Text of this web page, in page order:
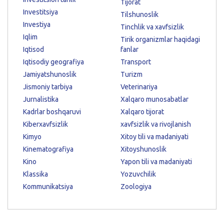
Investitsiya
Investiya
Iqlim
Iqtisod
Iqtisodiy geografiya
Jamiyatshunoslik
Jismoniy tarbiya
Jurnalistika
Kadrlar boshqaruvi
Kiberxavfsizlik
Kimyo
Kinematografiya
Kino
Klassika
Kommunikatsiya
Tijorat
Tilshunoslik
Tinchlik va xavfsizlik
Tirik organizmlar haqidagi
fanlar
Transport
Turizm
Veterinariya
Xalqaro munosabatlar
Xalqaro tijorat
xavfsizlik va rivojlanish
Xitoy tili va madaniyati
Xitoyshunoslik
Yapon tili va madaniyati
Yozuvchilik
Zoologiya